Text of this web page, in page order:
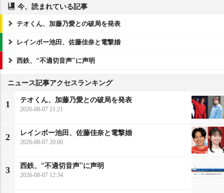
今、読まれている記事
テオくん、加藤乃愛との破局を発表
レインボー池田、佐藤佳奈と電撃婚
西鉄、“不適切音声”に声明
ニュース記事アクセスランキング
1
テオくん、加藤乃愛との破局を発表
2026-08-07 21:21
2
レインボー池田、佐藤佳奈と電撃婚
2026-08-07 20:00
3
西鉄、“不適切音声”に声明
2026-08-07 12:34